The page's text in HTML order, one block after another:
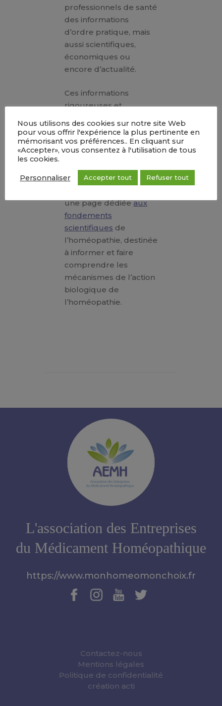
professionnels de santé
des informations
d’ordre pratique, mais
aussi scientifiques,
économiques ou
encore d’actualité.
Ces informations
rigoureuses et
publiées sur le site de
référence
www.monhomeomonchoix.fr.
MonHoméoMonchoix
une page dédiéeaux
fondements
scientifiques de
l’homéopathie, destinée
à informer et faire
comprendre les
mécanismes de l’action
biologique de
l’homéopathie.
L'association des Entreprises
du Médicament Homéopathique
https://www.monhomeomonchoix.fr
Contactez-nous
Mentions légales
Politique de confidentialité
création acti
Nous utilisons des cookies sur notre site Web
pour vous offrir l'expérience la plus pertinente en
mémorisant vos préférences.. En cliquant sur
«Accepter», vous consentez à l'utilisation de tous
les cookies.
Personnaliser Accepter tout Refuser tout